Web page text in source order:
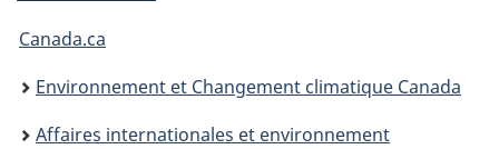
Vous
êtes
ici :
Canada.ca
Environnement et Changement climatique Canada
Affaires internationales et environnement